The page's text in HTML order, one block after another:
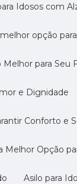
Idosos com
melhor opção
Melhor para
e Dignidade
Conforto e
Melhor Opção
Asilo para